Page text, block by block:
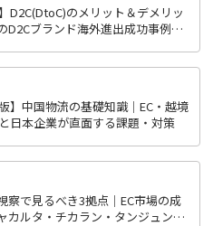
D2C(DtoC)のメリット＆デメリッ
D2Cブランド海外進出成功事例と
】中国物流の基礎知識｜EC・越境
日本企業が直面する課題・対策
察で見るべき3拠点｜EC市場の成
カルタ・チカラン・タンジュンプ